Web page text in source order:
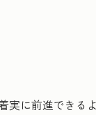
に前進できる